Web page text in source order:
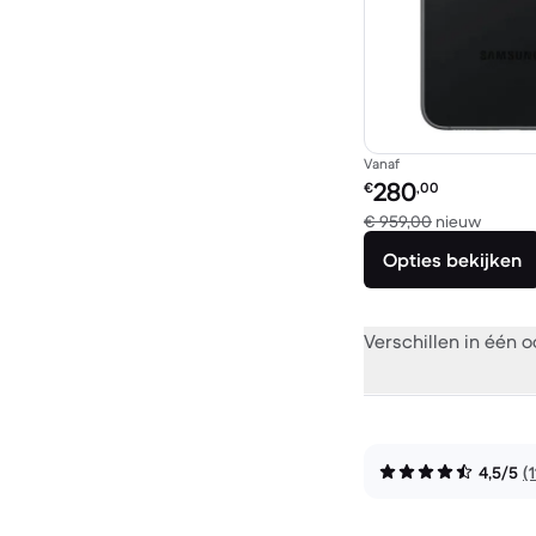
Vanaf
Refurbished prijs:
€280,00
€ 959,00 nieuw
Opties bekijken
Verschillen in één
4,5/5